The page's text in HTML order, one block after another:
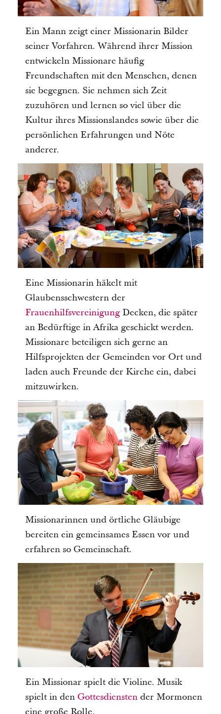
Ein Mann zeigt einer Missionarin Bilder
seiner Vorfahren. Während ihrer Mission
entwickeln Missionare häufig
Freundschaften mit den Menschen, denen
sie begegnen. Sie nehmen sich Zeit
zuzuhören und lernen so viel über die
Kultur ihres Missionslandes sowie über die
persönlichen Erfahrungen und Nöte
anderer.
Eine Missionarin häkelt mit
Glaubensschwestern der
FrauenhilfsvereinigungDecken, die später
an Bedürftige in Afrika geschickt werden.
Missionare beteiligen sich gerne an
Hilfsprojekten der Gemeinden vor Ort und
laden auch Freunde der Kirche ein, dabei
mitzuwirken.
Missionarinnen und örtliche Gläubige
bereiten ein gemeinsames Essen vor und
erfahren so Gemeinschaft.
Ein Missionar spielt die Violine. Musik
spielt in den Gottesdienstender Mormonen